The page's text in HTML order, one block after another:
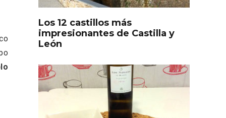
Los 12 castillos más
impresionantes de Castilla y
León